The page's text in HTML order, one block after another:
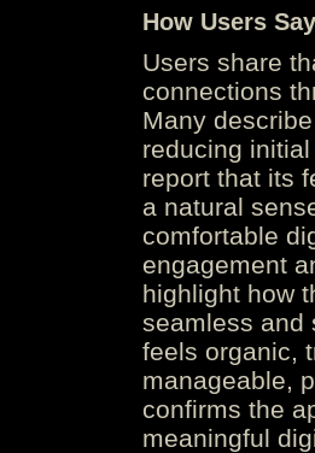
How Users
Users share
connections
Many
reducing
report that its
a natural
comfortable
engagement
highlight how
seamless and
feels organic,
manageable,
confirms the
meaningful